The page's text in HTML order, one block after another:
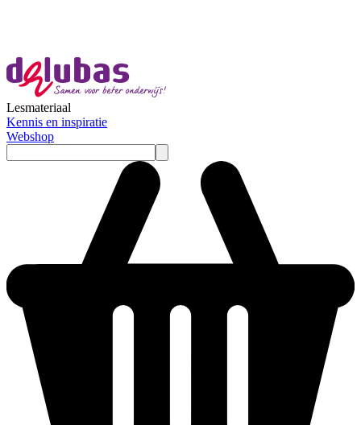
Lesmateriaal
Kennis en inspiratie
Webshop